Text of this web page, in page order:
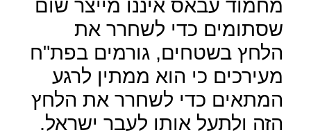
מחמוד עבאס איננו מייצר שום
שסתומים כדי לשחרר את
הלחץ בשטחים, גורמים בפת"ח
מעירכים כי הוא ממתין לרגע
המתאים כדי לשחרר את הלחץ
הזה ולתעל אותו לעבר ישראל.